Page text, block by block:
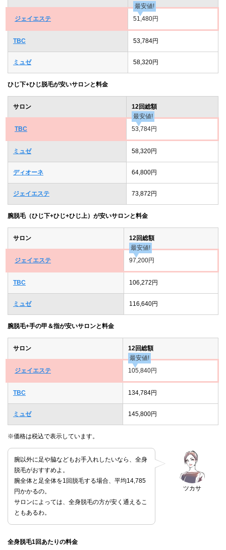
ジェイエステ
最安値!
51,480円
TBC 53,784円
ミュゼ 58,320円
ひじ下+ひじ脱毛が安いサロンと料金
サロン 12回総額
TBC
最安値!
53,784円
ミュゼ 58,320円
ディオーネ 64,800円
ジェイエステ 73,872円
腕脱毛（ひじ下+ひじ+ひじ上）が安いサロンと料金
サロン 12回総額
ジェイエステ
最安値!
97,200円
TBC 106,272円
ミュゼ 116,640円
腕脱毛+手の甲＆指が安いサロンと料金
サロン 12回総額
ジェイエステ
最安値!
105,840円
TBC 134,784円
ミュゼ 145,800円
※価格は税込で表示しています。
ツカサ
腕以外に足や脇などもお手入れしたいなら、全身
脱毛がおすすめよ。
腕全体と足全体を1回脱毛する場合、平均14,785
円かかるの。
サロンによっては、全身脱毛の方が安く通えるこ
ともあるわ。
全身脱毛1回あたりの料金